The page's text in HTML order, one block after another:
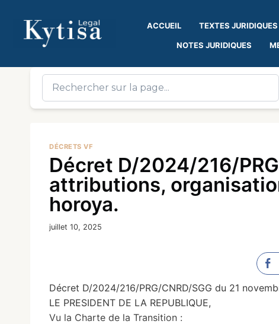
ACCUEIL TEXTES JURIDIQUES
NOTES JURIDIQUES
DÉCRETS VF
Décret D/2024/216/
attributions,
horoya.
juillet 10, 2025
Décret D/2024/216/PRG/CNRD/SGG du 21
LE PRESIDENT DE LA REPUBLIQUE,
Vu la Charte de la Transition :